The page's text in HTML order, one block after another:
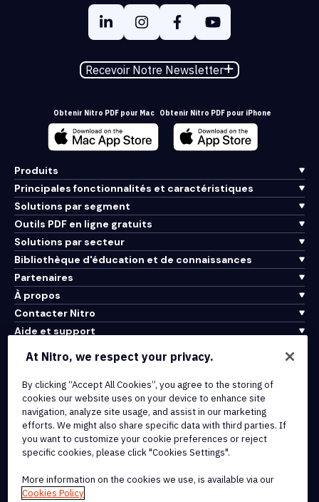
Recevoir Notre Newsletter
Obtenir Nitro PDF pour Mac Obtenir Nitro PDF pour iPhone
Produits
Principales fonctionnalités et caractéristiques
Solutions par segment
Outils PDF en ligne gratuits
Solutions par secteur
Bibliothèque d'éducation et de connaissances
Partenaires
À propos
Contacter Nitro
Aide et support
Conditions d'utilisation
Politique de cookies
Politique de copyright
Toutes les conditions et politiques
At Nitro, we respect your privacy.
By clicking “Accept All Cookies”, you agree to the storing of
cookies our website uses on your device to enhance site
navigation, analyze site usage, and assist in our marketing
efforts. We might also share specific data with third parties. If
you want to customize your cookie preferences or reject
specific cookies, please click "Cookies Settings".
More information on the cookies we use, is available via our
Cookies Policy